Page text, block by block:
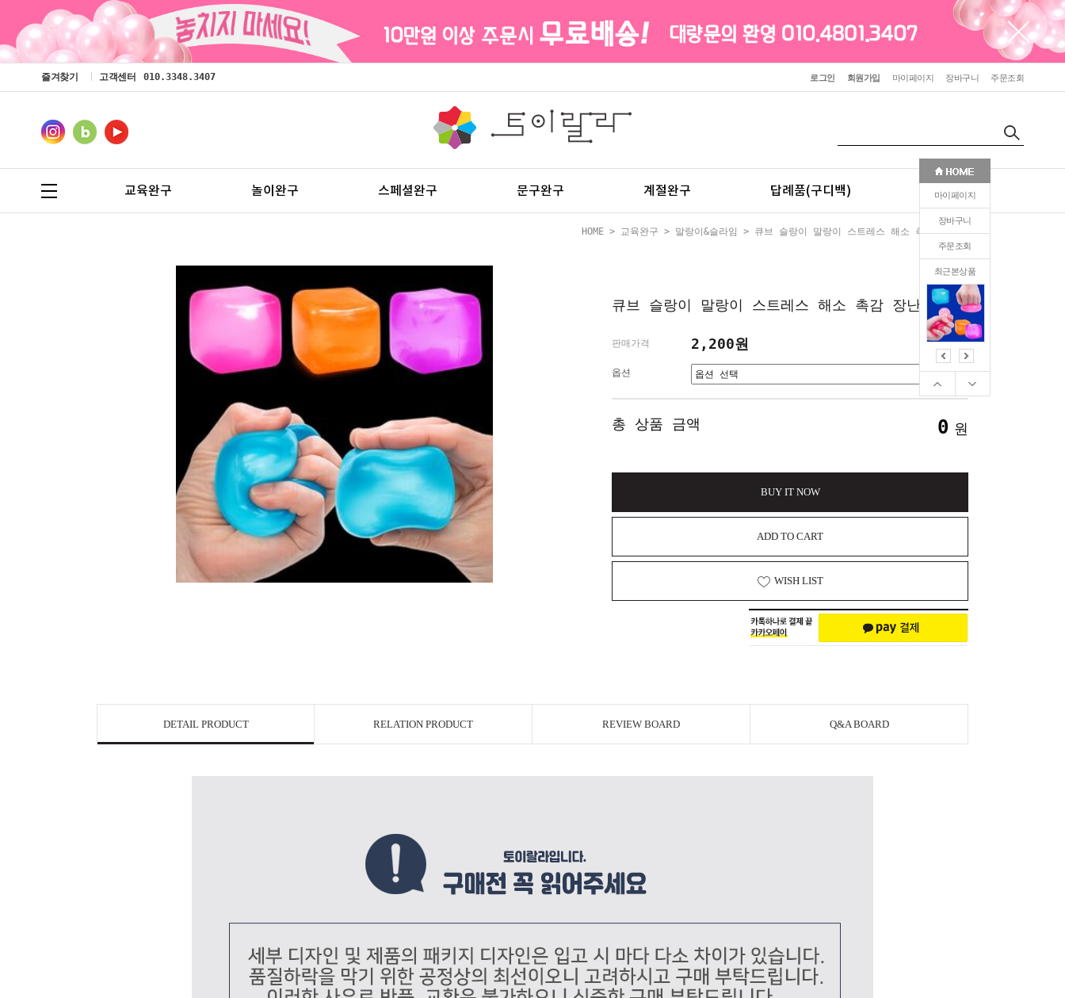
마이페이지
장바구니
주문조회
최근본상품
즐겨찾기 고객센터 010.3348.3407 로그인 회원가입 마이페이지 장바구니 주문조회
교육완구 놀이완구 스페셜완구 문구완구 계절완구 답례품(구디백) 판촉(인쇄)
HOME > 교육완구 > 말랑이&슬라임 > 큐브 슬랑이 말랑이 스트레스 해소 촉감 장난감
0
큐브 슬랑이 말랑이 스트레스 해소 촉감 장난감
판매가격 2,200원
옵션
총 상품 금액 0 원
BUY IT NOW
ADD TO CART
WISH LIST
DETAIL PRODUCT RELATION PRODUCT REVIEW BOARD Q&A BOARD